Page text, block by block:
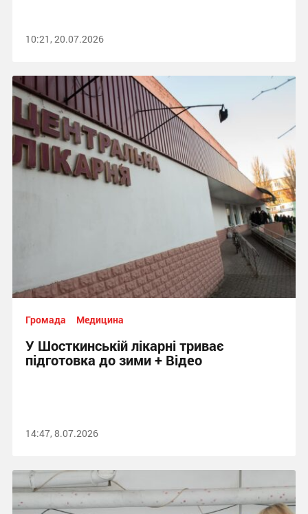
10:21, 20.07.2026
Громада Медицина
У Шосткинській лікарні триває
підготовка до зими + Відео
14:47, 8.07.2026